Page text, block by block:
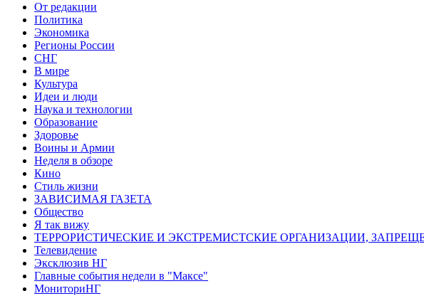
От редакции
Политика
Экономика
Регионы России
СНГ
В мире
Культура
Идеи и люди
Наука и технологии
Образование
Здоровье
Воины и Армии
Неделя в обзоре
Кино
Стиль жизни
ЗАВИСИМАЯ ГАЗЕТА
Общество
Я так вижу
ТЕРРОРИСТИЧЕСКИЕ И ЭКСТРЕМИСТСКИЕ ОРГАНИЗАЦИИ,
Телевидение
Эксклюзив НГ
Главные события недели в "Максе"
МониториНГ